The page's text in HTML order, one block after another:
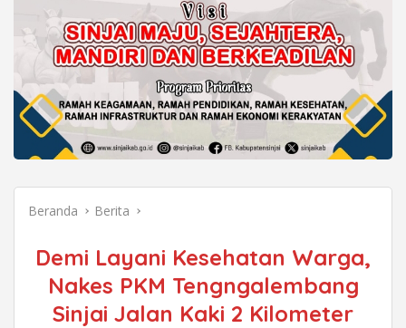
Beranda Berita
Demi Layani Kesehatan Warga,
Nakes PKM Tengngalembang
Sinjai Jalan Kaki 2 Kilometer